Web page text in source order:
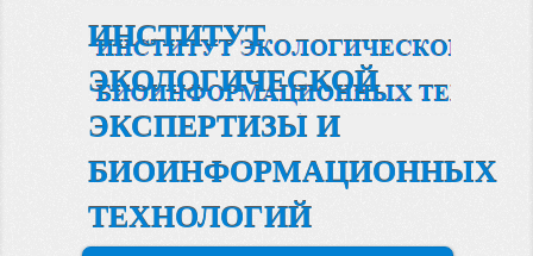
ИНСТИТУТ
ЭКОЛОГИЧЕСКОЙ
ЭКСПЕРТИЗЫ И
БИОИНФОРМАЦИОННЫХ
ТЕХНОЛОГИЙ